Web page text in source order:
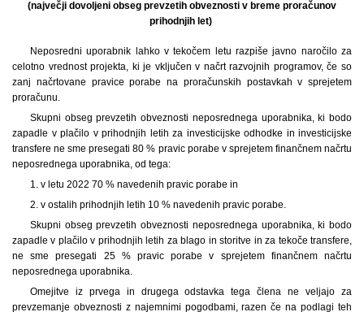
(največji dovoljeni obseg prevzetih obveznosti v breme proračunov
prihodnjih let)
Neposredni uporabnik lahko v tekočem letu razpiše javno naročilo za
celotno vrednost projekta, ki je vključen v načrt razvojnih programov, če so
zanj načrtovane pravice porabe na proračunskih postavkah v sprejetem
proračunu.
Skupni obseg prevzetih obveznosti neposrednega uporabnika, ki bodo
zapadle v plačilo v prihodnjih letih za investicijske odhodke in investicijske
transfere ne sme presegati 80 % pravic porabe v sprejetem finančnem načrtu
neposrednega uporabnika, od tega:
1. v letu 2022 70 % navedenih pravic porabe in
2. v ostalih prihodnjih letih 10 % navedenih pravic porabe.
Skupni obseg prevzetih obveznosti neposrednega uporabnika, ki bodo
zapadle v plačilo v prihodnjih letih za blago in storitve in za tekoče transfere,
ne sme presegati 25 % pravic porabe v sprejetem finančnem načrtu
neposrednega uporabnika.
Omejitve iz prvega in drugega odstavka tega člena ne veljajo za
prevzemanje obveznosti z najemnimi pogodbami, razen če na podlagi teh